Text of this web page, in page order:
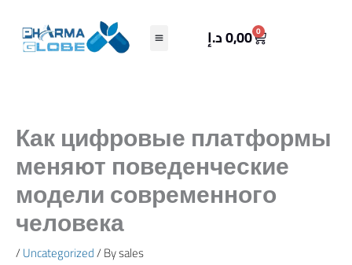
content
0,00د.إ 0
Cart
Как цифровые платформы
меняют поведенческие
модели современного
человека
/Uncategorized/ Bysales